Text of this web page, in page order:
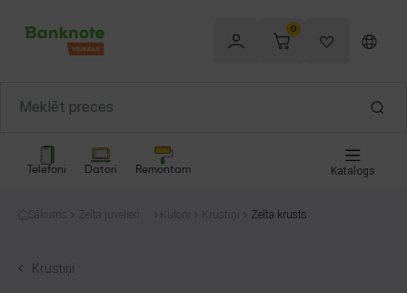
0
Telefoni Datori Remontam Katalogs
Sākums
Zelta juvelierizs
Kuloni Krustiņi Zelta krusts
Krustiņi